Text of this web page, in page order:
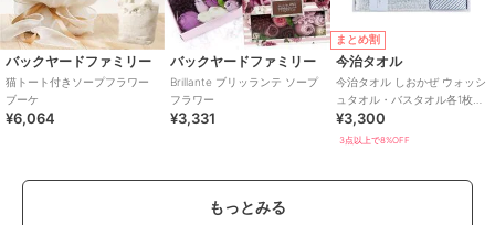
バックヤードファミリー
猫トート付きソープフラワー
ブーケ
¥6,064
バックヤードファミリー
Brillante ブリッランテ ソープ
フラワー
¥3,331
まとめ割
今治タオル
今治タオル しおかぜ ウォッシ
ュタオル・バスタオル各1枚入
り
¥3,300
3点以上で8%OFF
もっとみる